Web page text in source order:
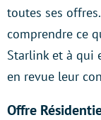
toutes ses
comprendre ce
Starlink et à qui
en revue leur
Offre